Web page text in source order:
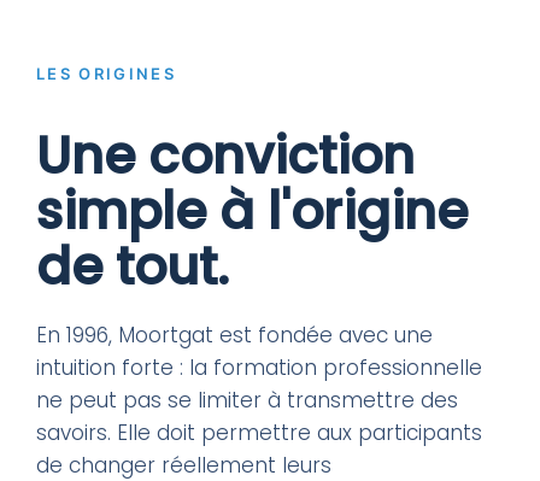
LES ORIGINES
Une conviction
simple à l'origine
de tout.
En 1996, Moortgat est fondée avec une
intuition forte : la formation professionnelle
ne peut pas se limiter à transmettre des
savoirs. Elle doit permettre aux participants
de changer réellement leurs